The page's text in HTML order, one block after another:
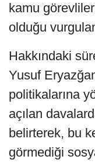
kamu
olduğu
Hakkındaki
Yusuf
politikalarına
açılan
belirterek, bu
görmediği